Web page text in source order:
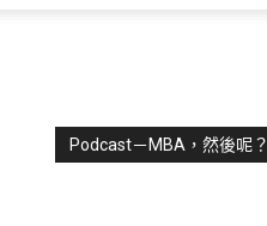
Podcast－MBA，然後呢？